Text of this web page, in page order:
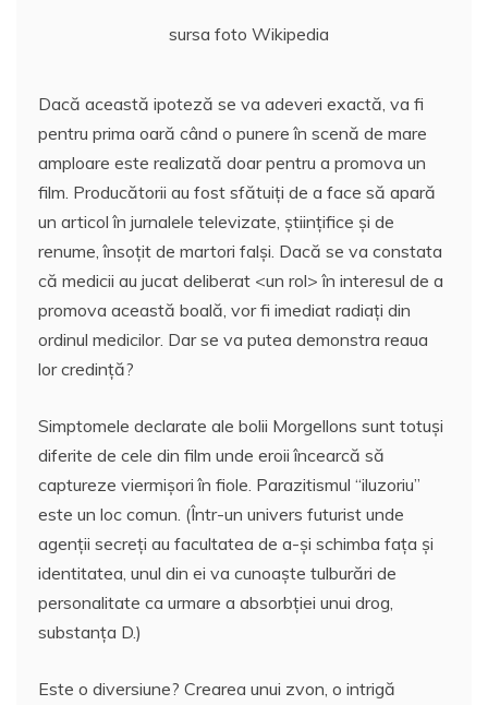
sursa foto Wikipedia
Dacă această ipoteză se va adeveri exactă, va fi
pentru prima oară când o punere în scenă de mare
amploare este realizată doar pentru a promova un
film. Producătorii au fost sfătuiţi de a face să apară
un articol în jurnalele televizate, ştiinţifice şi de
renume, însoţit de martori falşi. Dacă se va constata
că medicii au jucat deliberat <un rol> în interesul de a
promova această boală, vor fi imediat radiaţi din
ordinul medicilor. Dar se va putea demonstra reaua
lor credinţă?
Simptomele declarate ale bolii Morgellons sunt totuşi
diferite de cele din film unde eroii încearcă să
captureze viermişori în fiole. Parazitismul “iluzoriu”
este un loc comun. (Într-un univers futurist unde
agenţii secreţi au facultatea de a-şi schimba faţa şi
identitatea, unul din ei va cunoaşte tulburări de
personalitate ca urmare a absorbţiei unui drog,
substanţa D.)
Este o diversiune? Crearea unui zvon, o intrigă